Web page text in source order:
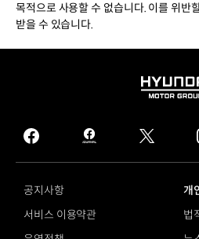
목적으로 사용할 수 없습니다. 이를 위반
받을 수 있습니다.
HYUNDAI
GROUP
facebook
hmg
journal
twitter
공지사항
개
서비스 이용약관
법